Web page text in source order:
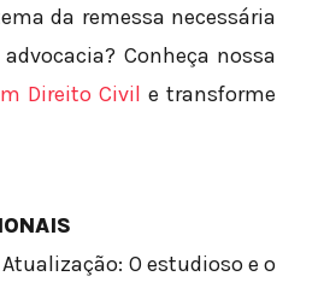
da remessa necessária
Conheça nossa
Direito Civil e transforme
O estudioso e o